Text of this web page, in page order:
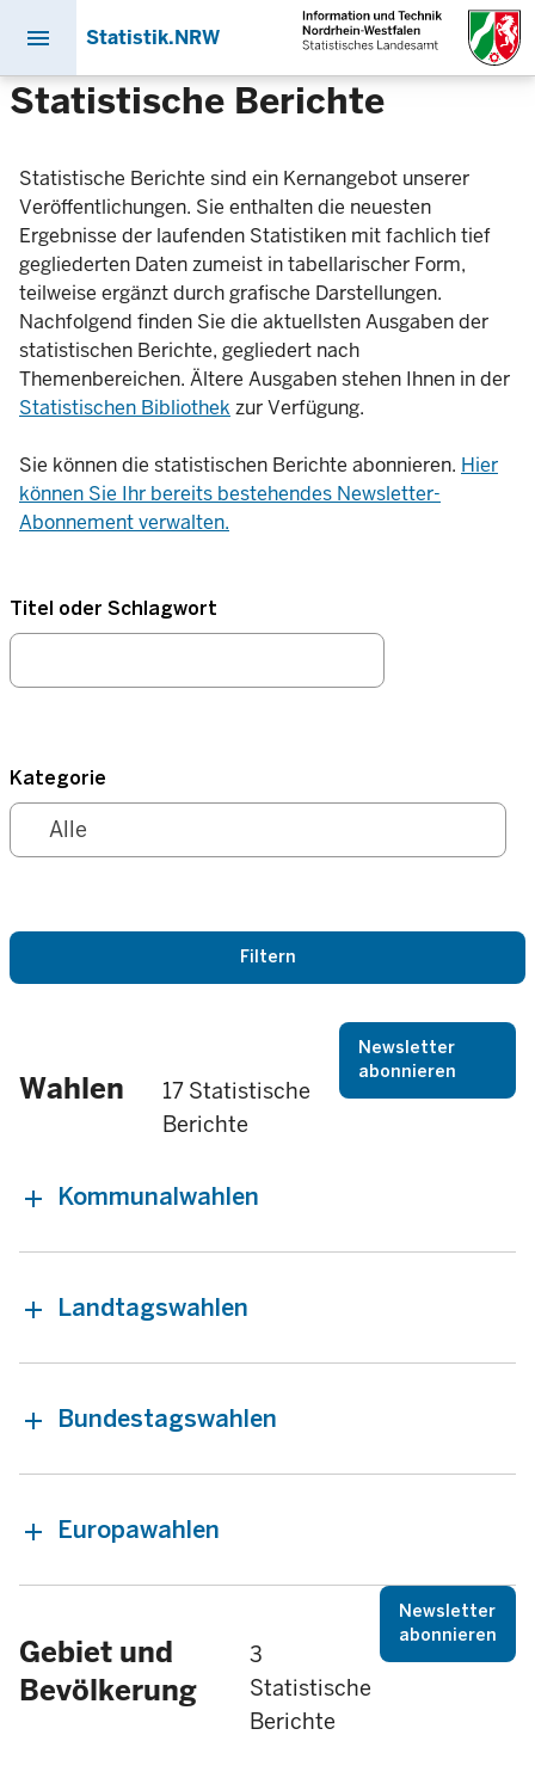
Direkt
zum
menu Statistik.NRW
Statistische Berichte
Statistische Berichte sind ein Kernangebot unserer
Veröffentlichungen. Sie enthalten die neuesten
Ergebnisse der laufenden Statistiken mit fachlich tief
gegliederten Daten zumeist in tabellarischer Form,
teilweise ergänzt durch grafische Darstellungen.
Nachfolgend finden Sie die aktuellsten Ausgaben der
statistischen Berichte, gegliedert nach
Themenbereichen. Ältere Ausgaben stehen Ihnen in der
Statistischen Bibliothek zur Verfügung.
Sie können die statistischen Berichte abonnieren. Hier
können Sie Ihr bereits bestehendes Newsletter-
Abonnement verwalten.
Titel oder Schlagwort
Kategorie
Wahlen
17 Statistische
Berichte
Newsletter
abonnieren
Kommunalwahlen
Landtagswahlen
Bundestagswahlen
Europawahlen
Gebiet und
Bevölkerung
3
Statistische
Berichte
Newsletter
abonnieren